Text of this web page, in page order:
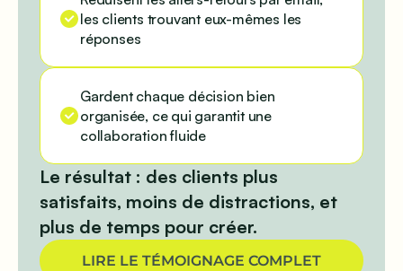
les clients trouvant eux-mêmes les
réponses
Gardent chaque décision bien
organisée, ce qui garantit une
collaboration fluide
Le résultat : des clients plus
satisfaits, moins de distractions, et
plus de temps pour créer.
LIRE LE TÉMOIGNAGE COMPLET